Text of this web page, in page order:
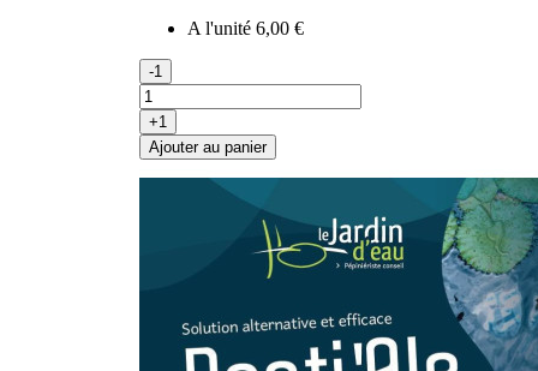
A l'unité 6,00 €
-1
+1
Ajouter au panier